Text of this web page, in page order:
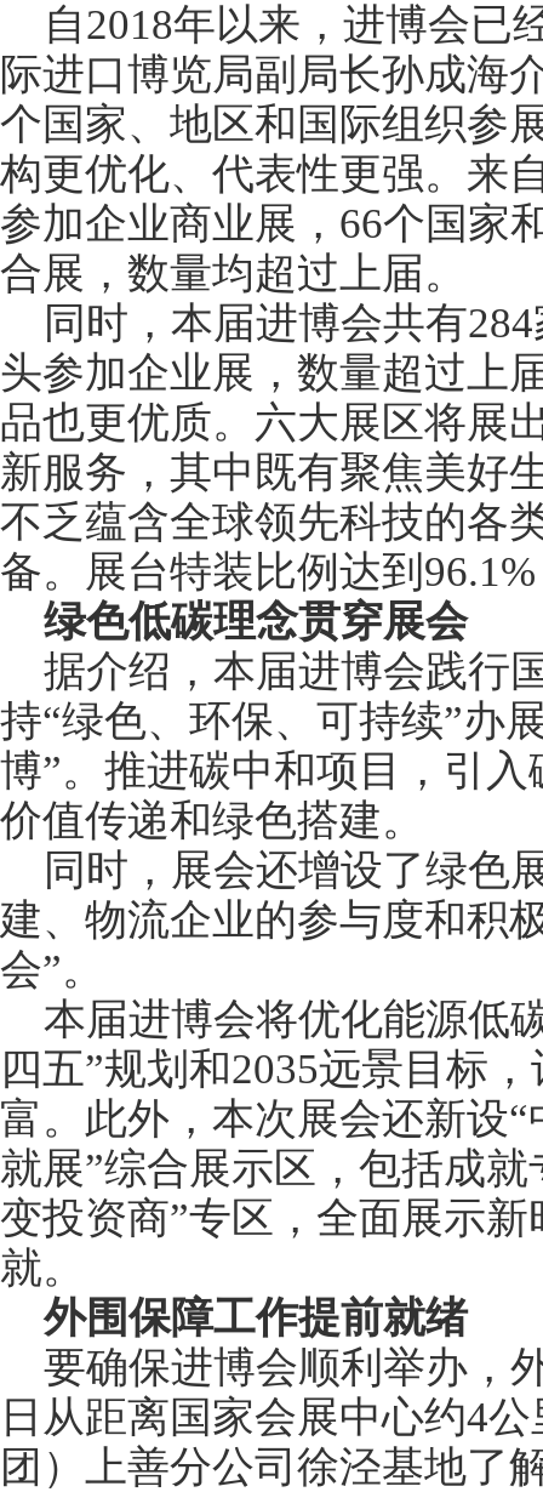
自2018年以来，进博会已
际进口博览局副局长孙成海
个国家、地区和国际组织参
构更优化、代表性更强。来
参加企业商业展，66个国家
合展，数量均超过上届。
同时，本届进博会共有
头参加企业展，数量超过上
品也更优质。六大展区将展
新服务，其中既有聚焦美好
不乏蕴含全球领先科技的各
备。展台特装比例达到
绿色低碳理念贯穿展会
据介绍，本届进博会践行
持“绿色、环保、可持续”办
博”。推进碳中和项目，引
价值传递和绿色搭建。
同时，展会还增设了绿色
建、物流企业的参与度和积
会”。
本届进博会将优化能源低
四五”规划和2035远景目标
富。此外，本次展会还新
就展”综合展示区，包括成
变投资商”专区，全面展示
就。
外围保障工作提前就绪
要确保进博会顺利举办，
日从距离国家会展中心约4
团）上善分公司徐泾基地了